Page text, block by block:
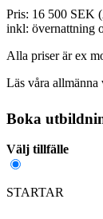
Pris: 16 500 SEK
inkl: övernattning
Alla priser är ex
Läs våra
Boka
Välj tillfälle
STARTAR